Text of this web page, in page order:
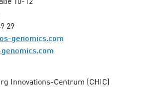
10-12
29
genomics.com
Innovations-Centrum (CHIC)